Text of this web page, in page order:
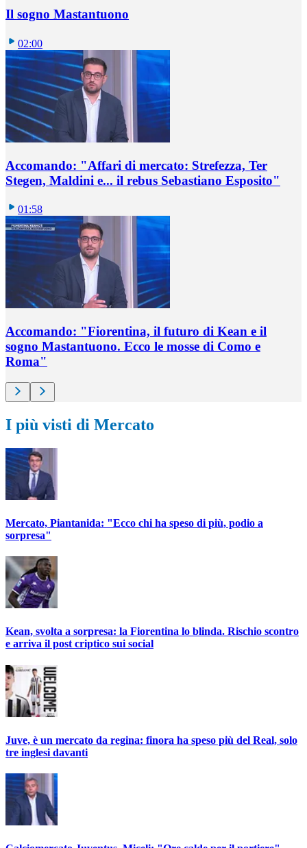
Il sogno Mastantuono
02:00
Accomando: "Affari di mercato: Strefezza, Ter
Stegen, Maldini e... il rebus Sebastiano Esposito"
01:58
Accomando: "Fiorentina, il futuro di Kean e il
sogno Mastantuono. Ecco le mosse di Como e
Roma"
I più visti di Mercato
Mercato, Piantanida: "Ecco chi ha speso di più, podio a
sorpresa"
Kean, svolta a sorpresa: la Fiorentina lo blinda. Rischio scontro
e arriva il post criptico sui social
Juve, è un mercato da regina: finora ha speso più del Real, solo
tre inglesi davanti